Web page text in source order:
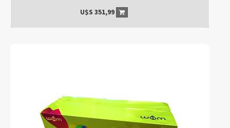
U$S 351,99